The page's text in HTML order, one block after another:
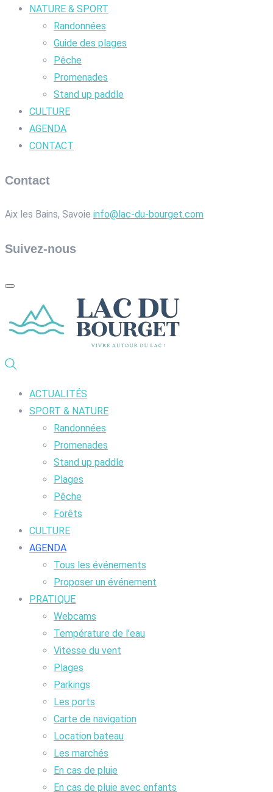
NATURE & SPORT
Randonnées
Guide des plages
Pêche
Promenades
Stand up paddle
CULTURE
AGENDA
CONTACT
Contact
Aix les Bains, Savoie info@lac-du-bourget.com
Suivez-nous
ACTUALITÉS
SPORT & NATURE
Randonnées
Promenades
Stand up paddle
Plages
Pêche
Forêts
CULTURE
AGENDA
Tous les événements
Proposer un événement
PRATIQUE
Webcams
Température de l’eau
Vitesse du vent
Plages
Parkings
Les ports
Carte de navigation
Location bateau
Les marchés
En cas de pluie
En cas de pluie avec enfants